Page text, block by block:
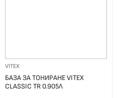
VITEX
БАЗА ЗА ТОНИРАНЕ VITEX
CLASSIC TR 0.905Л